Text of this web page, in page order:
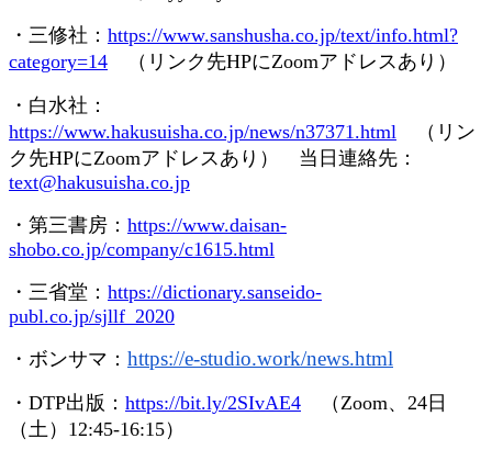
・三修社： https://www.sanshusha.co.jp/text/info.html?
category=14 （リンク先HPにZoomアドレスあり）
・白水社：
https://www.hakusuisha.co.jp/news/n37371.html （リン
ク先HPにZoomアドレスあり） 当日連絡先：
text@hakusuisha.co.jp
・第三書房： https://www.daisan-
shobo.co.jp/company/c1615.html
・三省堂： https://dictionary.sanseido-
publ.co.jp/sjllf_2020
・ボンサマ： https://e-studio.work/news.html
・ DTP出版： https://bit.ly/2SIvAE4 （Zoom、 24 日
（土） 12:45-16:15）